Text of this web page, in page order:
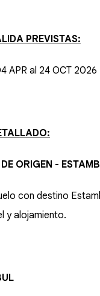
PREVISTAS:
APR al 24 OCT 2026
ORIGEN -
con destino
y alojamiento.